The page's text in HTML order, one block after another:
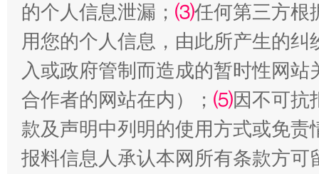
揭批美国五大"原罪" "炒
的个人信息泄漏； ⑶任何第三方根
用您的个人信息，由此所产生的纠
入或政府管制而造成的暂时性网
合作者的网站在内）； ⑸因不可抗
款及声明中列明的使用方式或免责
报料信息人承认本网所有条款方